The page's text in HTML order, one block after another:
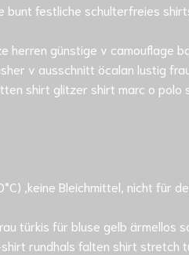
festliche schulterfreies
günstige v camouflage
v ausschnitt öcalan lustig
shirt glitzer shirt marc o polo
,keine Bleichmittel, nicht für
türkis für bluse gelb ärmellos
rundhals falten shirt